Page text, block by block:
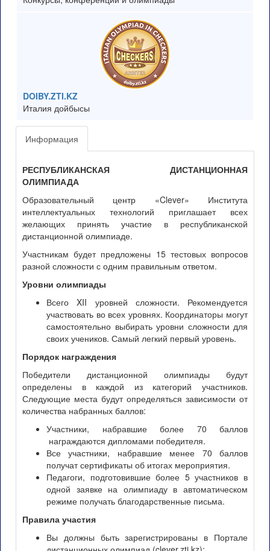
DOIBY.ZTI.KZ
Италия дойбысы
Информация
РЕСПУБЛИКАНСКАЯ ДИСТАНЦИОННАЯ
ОЛИМПИАДА
Образовательный центр «Clever» Института
интеллектуальных технологий приглашает всех
желающих принять участие в республиканской
дистанционной олимпиаде.
Участникам будет предложены 15 тестовых вопросов
разной сложности с одним правильным ответом.
Уровни олимпиады
Всего XII уровней сложности. Рекомендуется
участвовать во всех уровнях. Координаторы могут
самостоятельно выбирать уровни сложности для
своих учеников. Самый легкий первый уровень.
Порядок награждения
Победители дистанционной олимпиады будут
определены в каждой из категорий участников.
Следующие места будут определяться зависимости от
количества набранных баллов:
Участники, набравшие более 70 баллов
награждаются дипломами победителя.
Все участники, набравшие менее 70 баллов
получат сертификаты об итогах мероприятия.
Педагоги, подготовившие более 5 участников в
одной заявке на олимпиаду в автоматическом
режиме получать благодарственные письма.
Правила участия
Вы должны быть зарегистрированы в Портале